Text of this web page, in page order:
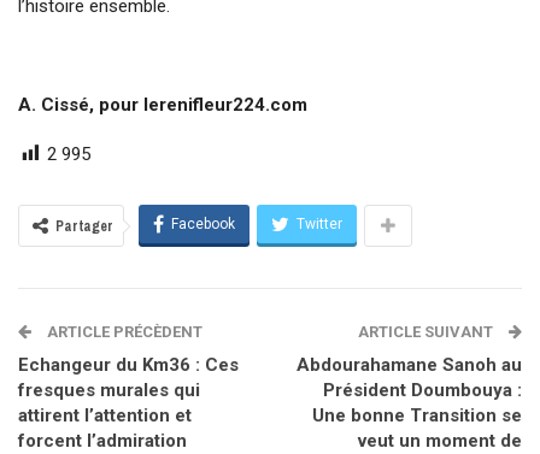
l’histoire ensemble.
A. Cissé, pour lerenifleur224.com
2 995
Partager Facebook Twitter
ARTICLE PRÉCÈDENT
Echangeur du Km36 : Ces
fresques murales qui
attirent l’attention et
forcent l’admiration
ARTICLE SUIVANT
Abdourahamane Sanoh au
Président Doumbouya :
Une bonne Transition se
veut un moment de